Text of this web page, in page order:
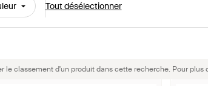
Tout désélectionner
le classement d'un produit dans cette recherche. Pour